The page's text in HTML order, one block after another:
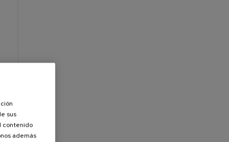
sus
contenido
además